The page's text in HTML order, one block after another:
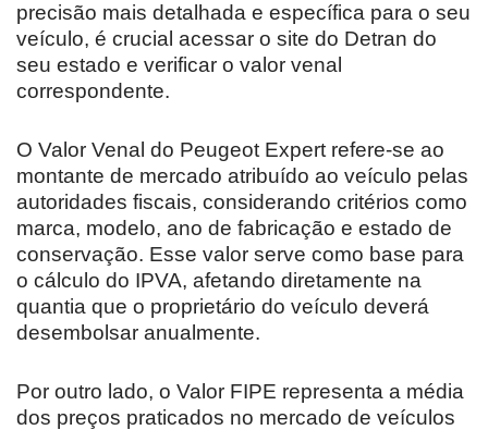
precisão mais detalhada e específica para o seu
veículo, é crucial acessar o site do Detran do
seu estado e verificar o valor venal
correspondente.
O Valor Venal do Peugeot Expert refere-se ao
montante de mercado atribuído ao veículo pelas
autoridades fiscais, considerando critérios como
marca, modelo, ano de fabricação e estado de
conservação. Esse valor serve como base para
o cálculo do IPVA, afetando diretamente na
quantia que o proprietário do veículo deverá
desembolsar anualmente.
Por outro lado, o Valor FIPE representa a média
dos preços praticados no mercado de veículos